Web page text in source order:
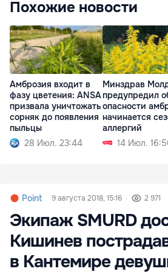
Похожие новости
Амброзия входит в
фазу цветения: ANSA
призвала уничтожать
сорняк до появления
пыльцы
28 Июл. 23:44
Минздрав
предупредил
опасности
начинается
аллергий
14 Июл.
Point 9 августа 2018, 15:16 2 971
Экипаж SMURD
Кишинев
в Кантемире